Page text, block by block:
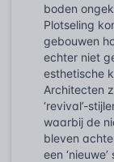
boden
Plotseling
gebouwen
echter niet
esthetische
Architecten
‘revival’-
waarbij de
bleven
een